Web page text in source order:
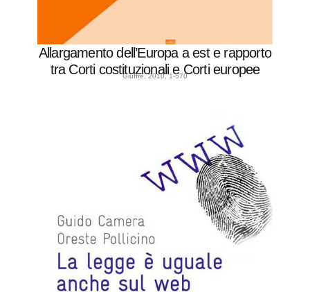
Allargamento dell’Europa a est e rapporto
tra Corti costituzionali e Corti europee
Giuffrè, 2010, 1-570